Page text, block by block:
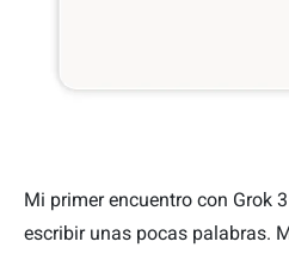
Mi primer encuentro con Grok
escribir unas pocas palabras.